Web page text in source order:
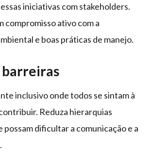
iniciativas com stakeholders.
compromisso ativo com a
e boas práticas de manejo.
inclusivo onde todos se sintam à
Reduza hierarquias
possam dificultar a comunicação e a